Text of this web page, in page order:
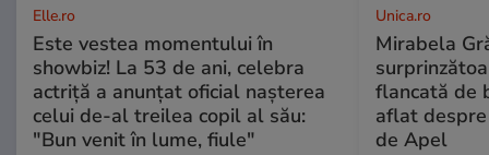
Elle.ro
Este vestea momentului în
showbiz! La 53 de ani, celebra
actriță a anunțat oficial nașterea
celui de-al treilea copil al său:
"Bun venit în lume, fiule"
Unica.ro
Mirabela
flancată de
aflat
de Apel